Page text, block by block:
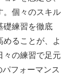
。個々のスキル
礎練習を徹底
めることが、よ
々の練習で足元
パフォーマンス